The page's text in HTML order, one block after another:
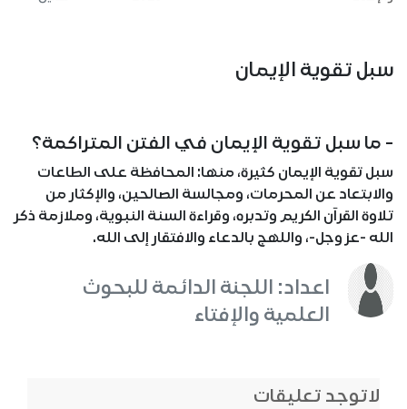
سبل تقوية الإيمان
- ما سبل تقوية الإيمان في الفتن المتراكمة؟
سبل تقوية الإيمان كثيرة، منها: المحافظة على الطاعات
والابتعاد عن المحرمات، ومجالسة الصالحين، والإكثار من
تلاوة القرآن الكريم وتدبره، وقراءة السنة النبوية، وملازمة ذكر
الله -عز وجل-، واللهج بالدعاء والافتقار إلى الله.
اعداد: اللجنة الدائمة للبحوث
العلمية والإفتاء
لاتوجد تعليقات